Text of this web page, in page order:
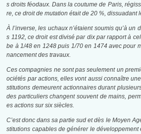
s droits féodaux. Dans la coutume de Paris,
re, ce droit de mutation était de 20 %, dissuadant
À l’inverse, les uchaux n’étaient soumis qu’à un
s 1192, ce droit est divisé par dix par rapport à
be à 1/48 en 1248 puis 1/70 en 1474 avec pour
nancement des travaux.
Ces compagnies ne sont pas seulement un
ociétés par actions, elles vont aussi connaître
stitutions demeurent actionnaires durant
des particuliers changent souvent de mains,
es actions sur six siècles.
C’est donc dans sa partie sud et dès le Moyen
stitutions capables de générer le développement